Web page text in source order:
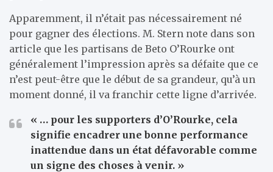
Apparemment, il n’était pas nécessairement né
pour gagner des élections. M. Stern note dans son
article que les partisans de Beto O’Rourke ont
généralement l’impression après sa défaite que ce
n’est peut-être que le début de sa grandeur, qu’à un
moment donné, il va franchir cette ligne d’arrivée.
« … pour les supporters d’O’Rourke, cela
signifie encadrer une bonne performance
inattendue dans un état défavorable comme
un signe des choses à venir. »